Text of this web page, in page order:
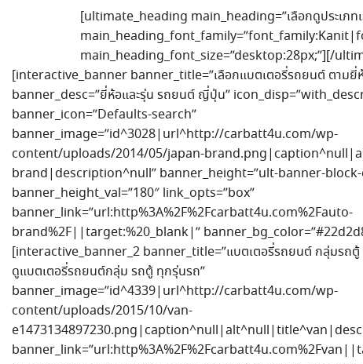
[ultimate_heading main_heading=”เลือกดูประเภ
main_heading_font_size=”desktop:28px;”][/
[interactive_banner banner_title=”เลือกแบตเตอรี่รถยนต์ ตามยี่
banner_desc=”ยี่ห้อและรุ่น รถยนต์ ญี่ปุ่น”
banner_icon=”Defaults-search”
banner_image=”id^3028|url^http://carbatt4u.com/wp-
content/uploads/2014/05/japan-
brand|description^null” banner_height=”ult-banner-
banner_height_val=”180″ link_opts=”box”
banner_link=”url:http%3A%2F%2Fcarbatt4u.com%2Fauto-
brand%2F||target:%20_blank|”
[interactive_banner_2 banner_title=”แบตเตอรี่รถยนต์ กลุ่มรถตู้
ดูแบตเตอรี่รถยนต์กลุ่ม รถตู้ ทุกรุ่นรถ”
banner_image=”id^4339|url^http://carbatt4u.com/wp-
content/uploads/2015/10/van-